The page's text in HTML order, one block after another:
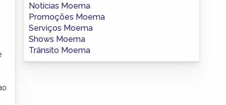
Notícias Moema
Promoções Moema
Serviços Moema
Shows Moema
Trânsito Moema